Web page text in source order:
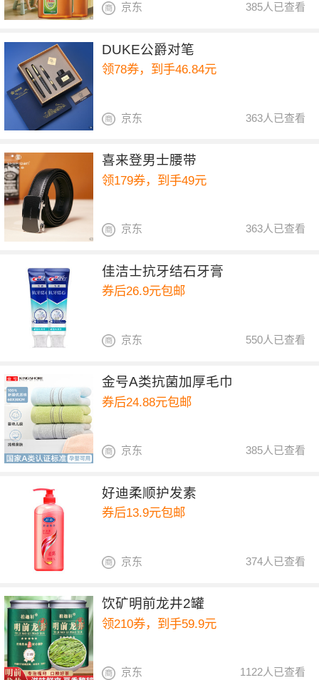
385人已查看
京东
DUKE公爵对笔
领78券，到手46.84元
363人已查看
京东
喜来登男士腰带
领179券，到手49元
363人已查看
京东
佳洁士抗牙结石牙膏
券后26.9元包邮
550人已查看
京东
金号A类抗菌加厚毛巾
券后24.88元包邮
385人已查看
京东
好迪柔顺护发素
券后13.9元包邮
374人已查看
京东
饮矿明前龙井2罐
领210券，到手59.9元
1122人已查看
京东